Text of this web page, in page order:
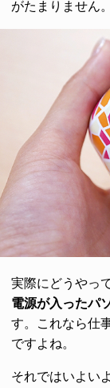
がたまりません。
実際にどうやっ
電源が入ったパ
す。これなら仕
ですよね。
それではいよい